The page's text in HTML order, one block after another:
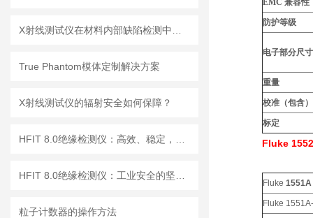
True Phantom模体定制解决方案
X射线测试仪的辐射安全如何保障？
粒子计数器的操作方法
EMC 兼容性
防护等级
电子部分尺
重量
校准（包含）
标定
Fluke
Fluke 1551A
Fluke